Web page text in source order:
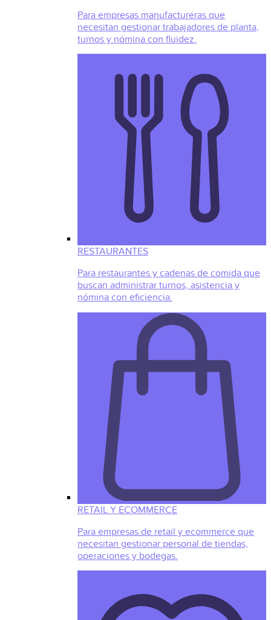
Para empresas manufactureras que
necesitan gestionar trabajadores de planta,
turnos y nómina con fluidez.
RESTAURANTES
Para restaurantes y cadenas de comida que
buscan administrar turnos, asistencia y
nómina con eficiencia.
RETAIL Y ECOMMERCE
Para empresas de retail y ecommerce que
necesitan gestionar personal de tiendas,
operaciones y bodegas.